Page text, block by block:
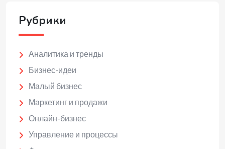
Рубрики
Аналитика и тренды
Бизнес-идеи
Малый бизнес
Маркетинг и продажи
Онлайн-бизнес
Управление и процессы